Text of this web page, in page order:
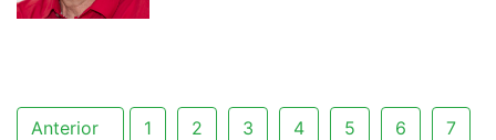
Anterior 1 2 3 4 5 6 7